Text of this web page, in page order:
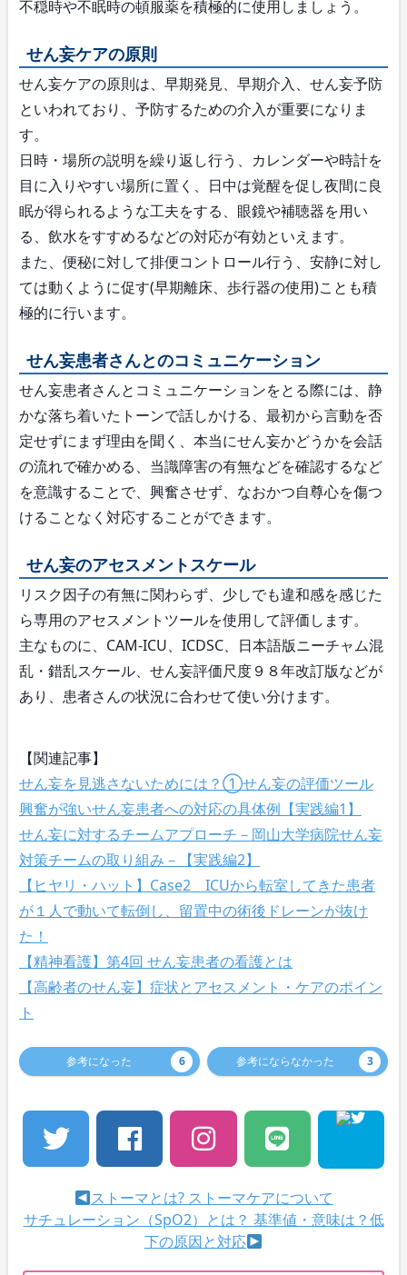
不穏時や不眠時の頓服薬を積極的に使用しましょう。
せん妄ケアの原則
せん妄ケアの原則は、早期発見、早期介入、せん妄予防
といわれており、予防するための介入が重要になりま
す。
日時・場所の説明を繰り返し行う、カレンダーや時計を
目に入りやすい場所に置く、日中は覚醒を促し夜間に良
眠が得られるような工夫をする、眼鏡や補聴器を用い
る、飲水をすすめるなどの対応が有効といえます。
また、便秘に対して排便コントロール行う、安静に対し
ては動くように促す(早期離床、歩行器の使用)ことも積
極的に行います。
せん妄患者さんとのコミュニケーション
せん妄患者さんとコミュニケーションをとる際には、静
かな落ち着いたトーンで話しかける、最初から言動を否
定せずにまず理由を聞く、本当にせん妄かどうかを会話
の流れで確かめる、当識障害の有無などを確認するなど
を意識することで、興奮させず、なおかつ自尊心を傷つ
けることなく対応することができます。
せん妄のアセスメントスケール
リスク因子の有無に関わらず、少しでも違和感を感じた
ら専用のアセスメントツールを使用して評価します。
主なものに、CAM-ICU、ICDSC、日本語版ニーチャム混
乱・錯乱スケール、せん妄評価尺度９８年改訂版などが
あり、患者さんの状況に合わせて使い分けます。
【関連記事】
せん妄を見逃さないためには？①せん妄の評価ツール
興奮が強いせん妄患者への対応の具体例【実践編1】
せん妄に対するチームアプローチ－岡山大学病院せん妄
対策チームの取り組み－【実践編2】
【ヒヤリ・ハット】Case2 ICUから転室してきた患者
が１人で動いて転倒し、留置中の術後ドレーンが抜け
た！
【精神看護】第4回 せん妄患者の看護とは
【高齢者のせん妄】症状とアセスメント・ケアのポイン
ト
参考になった 6 参考にならなかった 3
ストーマとは? ストーマケアについて
サチュレーション（SpO2）とは？ 基準値・意味は？低
下の原因と対応